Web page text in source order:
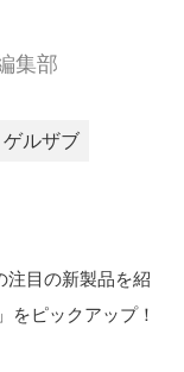
集部
ゲルザブ
注目の新製品を紹
をピックアップ！